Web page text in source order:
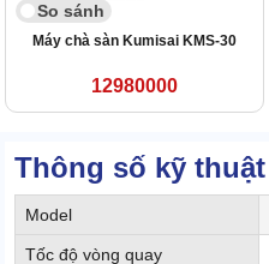
So sánh
Máy chà sàn Kumisai KMS-30
12980000
Thông số kỹ thuật
Model
Tốc độ vòng quay